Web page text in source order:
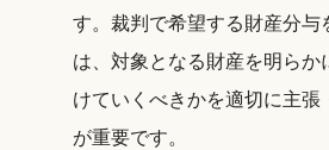
す。裁判で希望する財産分与
は、対象となる財産を明らか
けていくべきかを適切に主張
が重要です。